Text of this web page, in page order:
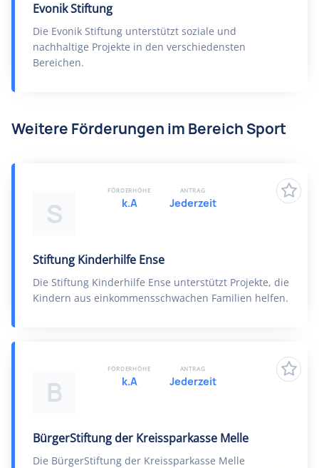
Evonik Stiftung
Die Evonik Stiftung unterstützt soziale und
nachhaltige Projekte in den verschiedensten
Bereichen.
Weitere Förderungen im Bereich Sport
S
Stiftung Kinderhilfe Ense
Die Stiftung Kinderhilfe Ense unterstützt Projekte, die
Kindern aus einkommensschwachen Familien helfen.
FÖRDERHÖHE
k.A
ANTRAG
Jederzeit
B
BürgerStiftung der Kreissparkasse Melle
Die BürgerStiftung der Kreissparkasse Melle
FÖRDERHÖHE
k.A
ANTRAG
Jederzeit